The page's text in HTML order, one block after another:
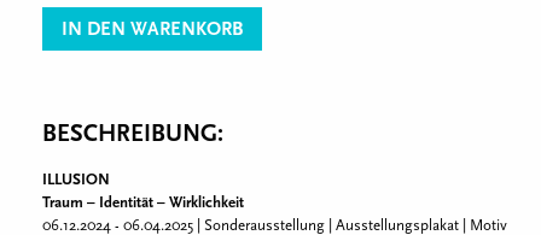
IN DEN WARENKORB
BESCHREIBUNG:
ILLUSION
Traum – Identität – Wirklichkeit
06.12.2024 - 06.04.2025 | Sonderausstellung | Ausstellungsplakat | Motiv